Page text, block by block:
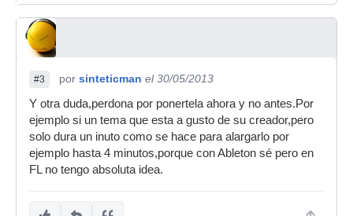
#3 por sinteticman el 30/05/2013
Y otra duda,perdona por ponertela ahora y no antes.Por
ejemplo si un tema que esta a gusto de su creador,pero
solo dura un inuto como se hace para alargarlo por
ejemplo hasta 4 minutos,porque con Ableton sé pero en
FL no tengo absoluta idea.